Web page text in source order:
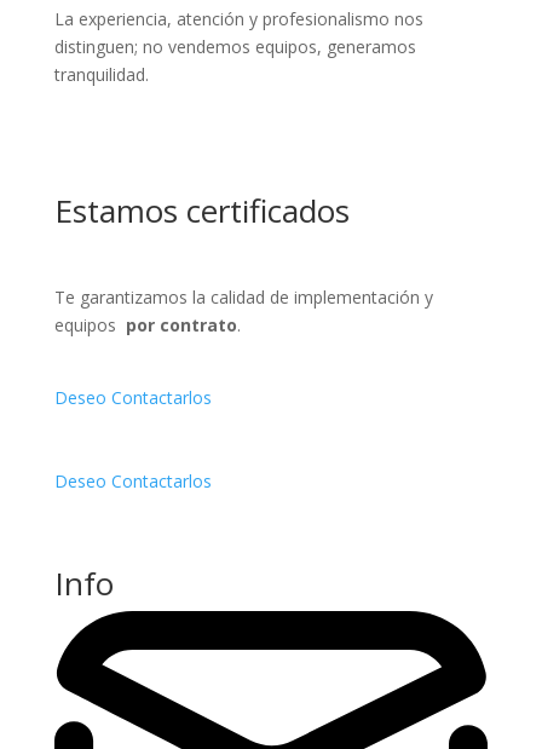
La experiencia, atención y profesionalismo nos
distinguen; no vendemos equipos, generamos
tranquilidad.
Estamos certificados
Te garantizamos la calidad de implementación y
equipos por contrato.
Deseo Contactarlos
Deseo Contactarlos
Info